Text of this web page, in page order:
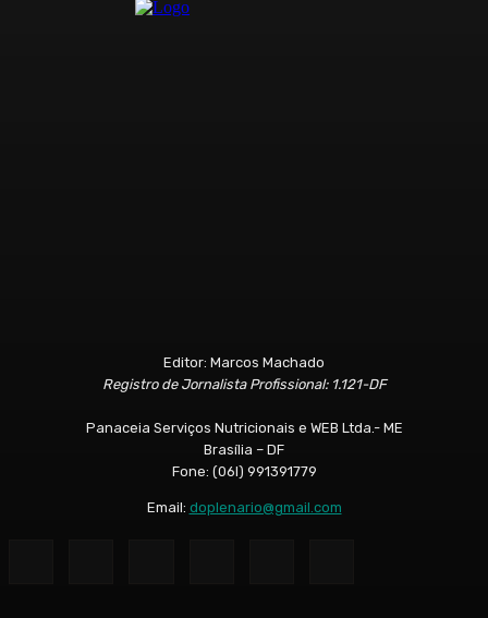
Editor: Marcos Machado
Registro de Jornalista Profissional: 1.121-DF
Panaceia Serviços Nutricionais e WEB Ltda.- ME
Brasília – DF
Fone: (06l) 991391779
Email: doplenario@gmail.com